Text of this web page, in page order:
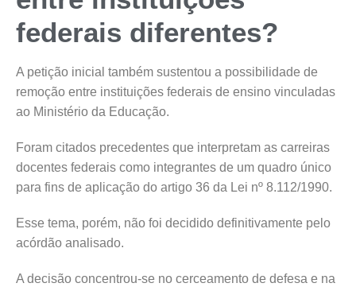
federais diferentes?
A petição inicial também sustentou a possibilidade de
remoção entre instituições federais de ensino vinculadas
ao Ministério da Educação.
Foram citados precedentes que interpretam as carreiras
docentes federais como integrantes de um quadro único
para fins de aplicação do artigo 36 da Lei nº 8.112/1990.
Esse tema, porém, não foi decidido definitivamente pelo
acórdão analisado.
A decisão concentrou-se no cerceamento de defesa e na